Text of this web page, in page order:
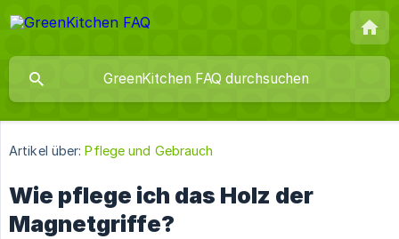
Artikel über: Pflege und Gebrauch
Wie pflege ich das Holz der
Magnetgriffe?